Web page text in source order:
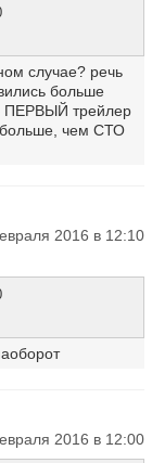
случае? речь
больше
ПЕРВЫЙ трейлер
чем СТО
2016 в 12:10
2016 в 12:00